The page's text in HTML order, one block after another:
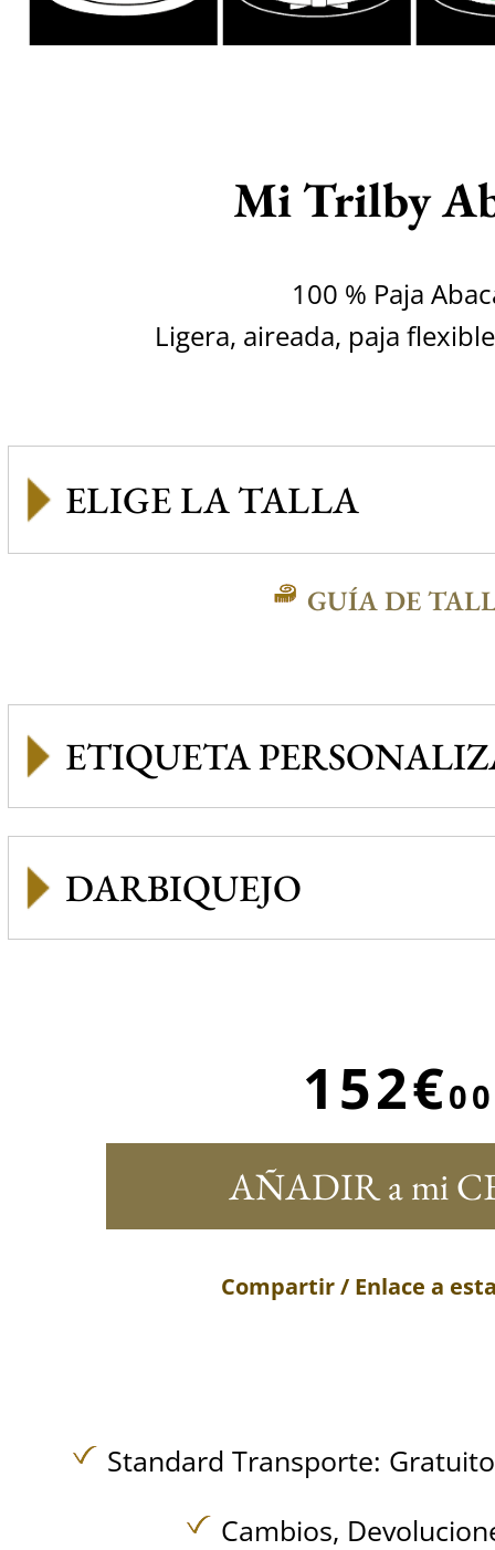
Mi Trilby
100 % Paja
Ligera, aireada, paja
GUÍA DE
ETIQUETA
DARBIQUEJO
152€00
AÑADIR a mi
Compartir / Enlace a
Standard Transporte:
Cambios,